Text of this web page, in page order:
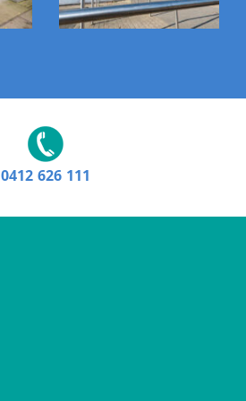
0412 626 111